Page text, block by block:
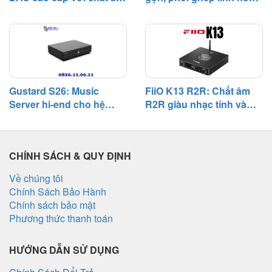
năng phối ghép rộng
hệ thống phổ thông
Gustard S26: Music
Server hi-end cho hệ
độ tĩnh và khả năng phối
FiiO K13 R2R: Chất âm
R2R giàu nhạc tính và
đáng nể
CHÍNH SÁCH & QUY ĐỊNH
Về chúng tôi
Chính Sách Bảo Hành
Chính sách bảo mật
Phương thức thanh toán
HƯỚNG DẪN SỬ DỤNG